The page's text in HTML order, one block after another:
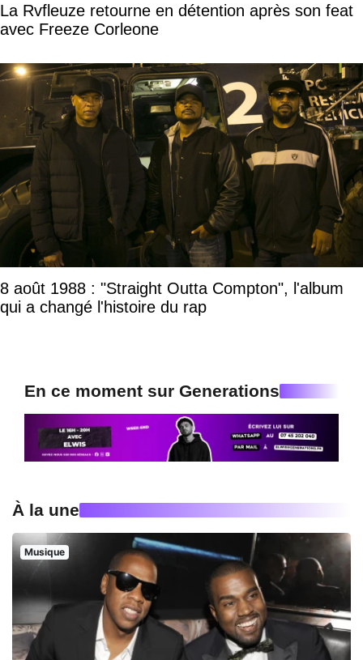
La Rvfleuze retourne en détention après son feat
avec Freeze Corleone
8 août 1988 : "Straight Outta Compton", l'album
qui a changé l'histoire du rap
En ce moment sur Generations
À la une
Musique